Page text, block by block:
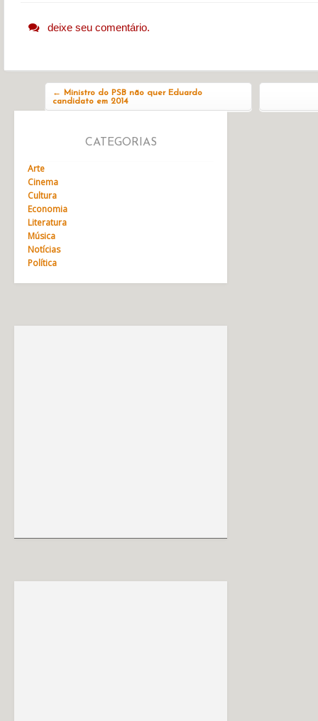
deixe seu comentário.
←
Ministro do PSB não quer Eduardo
candidato em 2014
CATEGORIAS
Arte
Cinema
Cultura
Economia
Literatura
Música
Notícias
Política